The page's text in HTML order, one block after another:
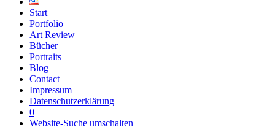
Start
Portfolio
Art Review
Bücher
Portraits
Blog
Contact
Impressum
Datenschutzerklärung
0
Website-Suche umschalten